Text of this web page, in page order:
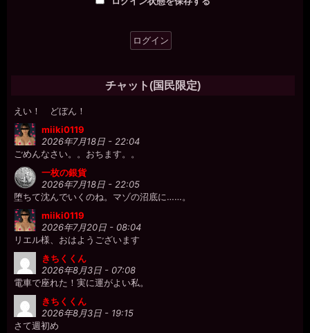
チャット(国民限定)
えい！ どぼん！
miiki0119
2026年7月18日 - 22:04
ごめんなさい。。おちます。。
一枚の銀貨
2026年7月18日 - 22:05
堕ちて沈んでいくのね。マゾの沼底に……。
miiki0119
2026年7月20日 - 08:04
リエル様、おはようございます
きちくくん
2026年8月3日 - 07:08
電車で座れた！実に運がよい私。
きちくくん
2026年8月3日 - 19:15
さて週初め